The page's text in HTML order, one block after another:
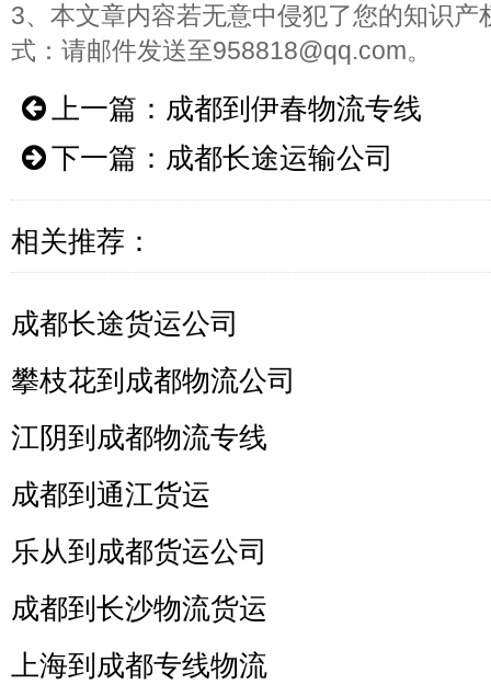
3、本文章内容若无意中侵犯了您的知识
式：请邮件发送至958818@qq.com。
上一篇： 成都到伊春物流专线
下一篇： 成都长途运输公司
相关推荐：
成都长途货运公司
攀枝花到成都物流公司
江阴到成都物流专线
成都到通江货运
乐从到成都货运公司
成都到长沙物流货运
上海到成都专线物流